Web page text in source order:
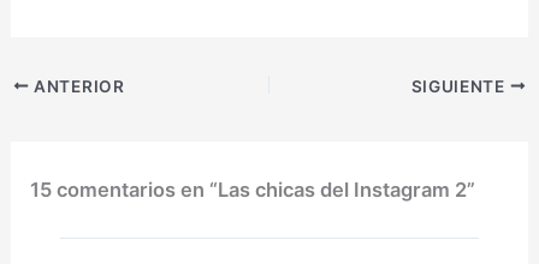
60 fotografías, de chicas
ANTERIOR SIGUIENTE
15 comentarios en “Las chicas del Instagram 2”